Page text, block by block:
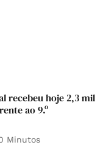
recebeu hoje 2,3 mil
ao 9.º
Minutos